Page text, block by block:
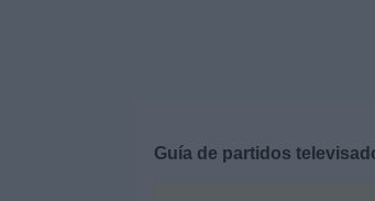
Guía de partidos